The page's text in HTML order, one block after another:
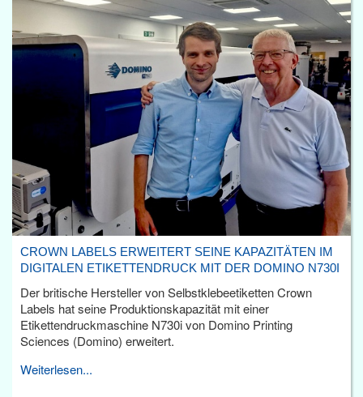
CROWN LABELS ERWEITERT SEINE KAPAZITÄTEN IM
DIGITALEN ETIKETTENDRUCK MIT DER DOMINO N730I
Der britische Hersteller von Selbstklebeetiketten Crown
Labels hat seine Produktionskapazität mit einer
Etikettendruckmaschine N730i von Domino Printing
Sciences (Domino) erweitert.
Weiterlesen...